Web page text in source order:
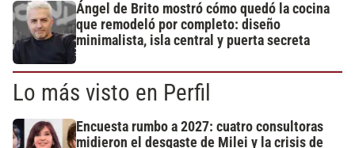
Ángel de Brito mostró cómo quedó la cocina
que remodeló por completo: diseño
minimalista, isla central y puerta secreta
Lo más visto en Perfil
Encuesta rumbo a 2027: cuatro consultoras
midieron el desgaste de Milei y la crisis de